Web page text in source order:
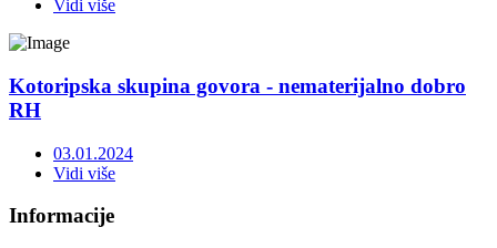
Vidi više
Kotoripska skupina govora - nematerijalno dobro
RH
03.01.2024
Vidi više
Informacije